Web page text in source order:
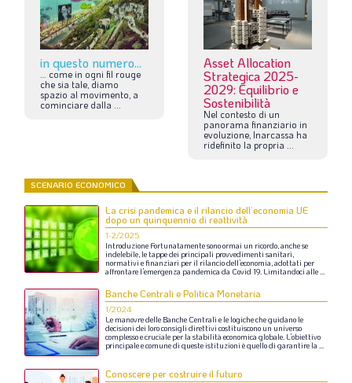
in questo numero...
come in ogni fil rouge
che sia tale, diamo
spazio al movimento, a
cominciare dalla
Asset Allocation
Strategica 2025-
2029: Equilibrio e
Sostenibilità
Nel contesto di un
panorama finanziario in
evoluzione, Inarcassa ha
ridefinito la propria
SCENARIO ECONOMICO
La crisi pandemica e il rilancio dell’economia UE
dopo un quinquennio di reattività
1-2/2025
Introduzione Fortunatamentesonoormai un ricordo,anchese
indelebile, le tappedei principali provvedimenti sanitari,
normativi e finanziari peril rilanciodell’economia,adottati per
affrontare l’emergenza pandemica da Covid 19. Limitandoci alle...
Banche Centrali e Politica Monetaria
1/2024
Le manovredelle Banche Centrali e le logichecheguidano le
decisioni dei loroconsigli direttivi costituiscono un universo
complessoecruciale per la stabilità economica globale. L’obiettivo
principaleecomunedi questeistituzioni èquellodi garantire la ...
Conoscere per costruire il futuro